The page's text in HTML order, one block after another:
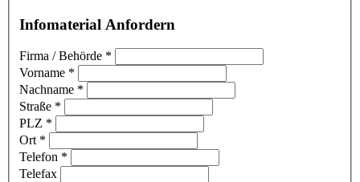
Infomaterial Anfordern
Firma / Behörde *
Vorname *
Nachname *
Straße *
PLZ *
Ort *
Telefon *
Telefax